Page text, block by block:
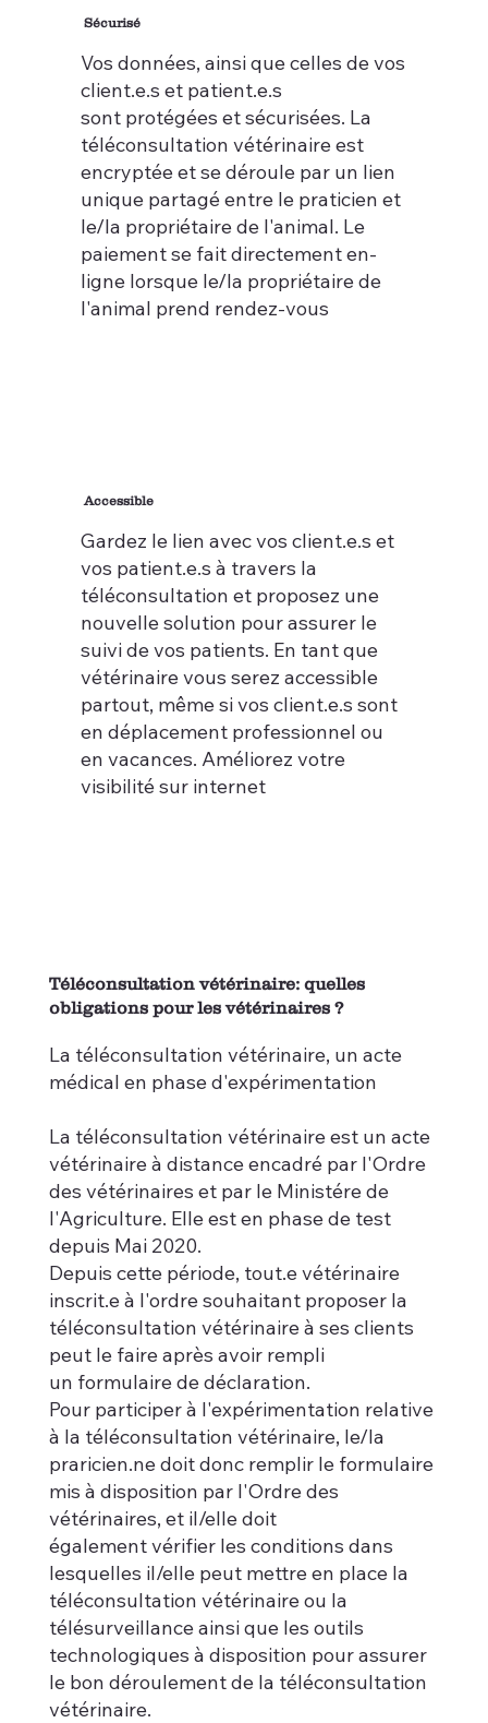
Sécurisé
Vos données, ainsi que celles de vos
client.e.s et patient.e.s
sont protégées et sécurisées. La
téléconsultation vétérinaire est
encryptée et se déroule par un lien
unique partagé entre le praticien et
le/la propriétaire de l'animal. Le
paiement se fait directement en-
ligne lorsque le/la propriétaire de
l'animal prend rendez-vous
Accessible
Gardez le lien avec vos client.e.s et
vos patient.e.s à travers la
téléconsultation et proposez une
nouvelle solution pour assurer le
suivi de vos patients. En tant que
vétérinaire vous serez accessible
partout, même si vos client.e.s sont
en déplacement professionnel ou
en vacances. Améliorez votre
visibilité sur internet
Téléconsultation vétérinaire: quelles
obligations pour les vétérinaires ?
La téléconsultation vétérinaire, un acte
médical en phase d'expérimentation
La téléconsultation vétérinaire est un acte
vétérinaire à distance encadré par l'Ordre
des vétérinaires et par le Ministére de
l'Agriculture. Elle est en phase de test
depuis Mai 2020.
Depuis cette période, tout.e vétérinaire
inscrit.e à l'ordre souhaitant proposer la
téléconsultation vétérinaire à ses clients
peut le faire après avoir rempli
un formulaire de déclaration.
Pour participer à l'expérimentation relative
à la téléconsultation vétérinaire, le/la
praricien.ne doit donc remplir le formulaire
mis à disposition par l'Ordre des
vétérinaires, et il/elle doit
également vérifier les conditions dans
lesquelles il/elle peut mettre en place la
téléconsultation vétérinaire ou la
télésurveillance ainsi que les outils
technologiques à disposition pour assurer
le bon déroulement de la téléconsultation
vétérinaire.